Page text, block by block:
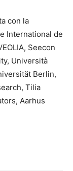
con la
International de
Seecon
Università
Berlin,
Tilia
Aarhus